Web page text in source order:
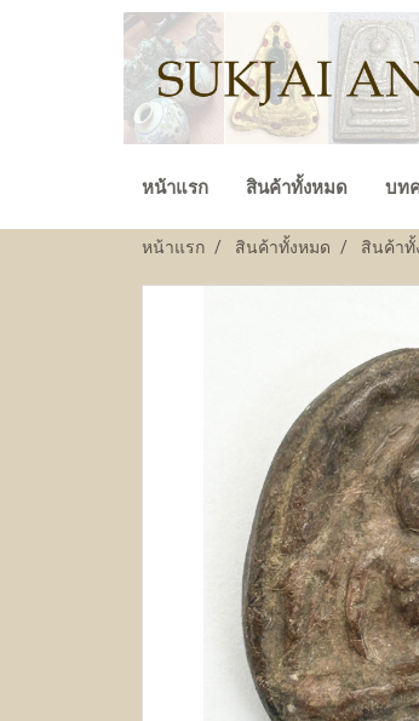
หน้าแรก สินค้าทั้งหมด บท
หน้าแรก สินค้าทั้งหมด สินค้าทั้